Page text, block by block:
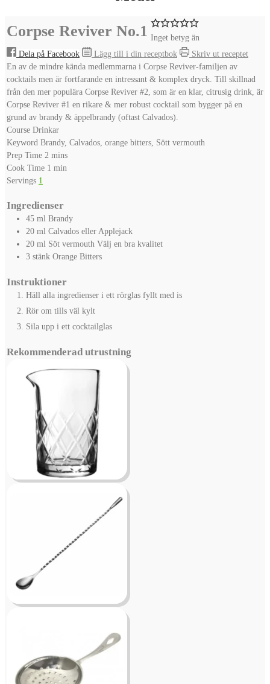
Corpse Reviver No.1 Inget betyg än
Dela på Facebook
Lägg till i din receptbok
Skriv ut receptet
En av de mindre kända medlemmarna i Corpse Reviver-familjen av
cocktails men är fortfarande en intressant & komplex dryck. Till skillnad
från den mer populära Corpse Reviver #2, som är en klar, citrusig drink, är
Corpse Reviver #1 en rikare & mer robust cocktail som bygger på en
grund av brandy & äppelbrandy (oftast Calvados).
Course Drinkar
Keyword Brandy, Calvados, orange bitters, Sött vermouth
Prep Time 2 minutes
mins
Cook Time 1 minute
min
Servings 1
Ingredienser
45 ml Brandy
20 ml Calvados eller Applejack
20 ml Söt vermouth Välj en bra kvalitet
3 stänk Orange Bitters
Instruktioner
Häll alla ingredienser i ett rörglas fyllt med is
Rör om tills väl kylt
Sila upp i ett cocktailglas
Rekommenderad utrustning